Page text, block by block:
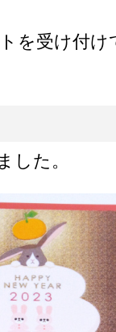
を受け付け
した。